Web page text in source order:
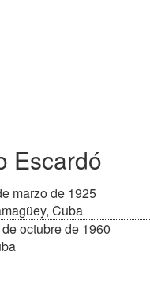
Escardó
marzo de 1925
Cuba
octubre de 1960